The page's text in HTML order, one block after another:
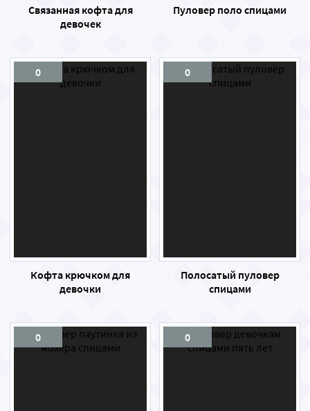
Связанная кофта для
девочек
Пуловер поло спицами
0
Кофта крючком для
девочки
0
Полосатый пуловер
спицами
0 0